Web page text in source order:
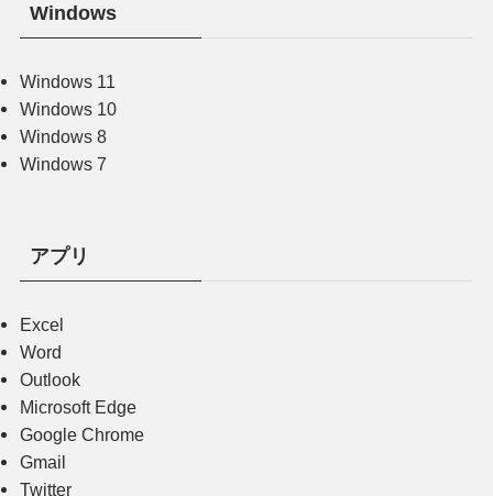
Windows
Windows 11
Windows 10
Windows 8
Windows 7
アプリ
Excel
Word
Outlook
Microsoft Edge
Google Chrome
Gmail
Twitter